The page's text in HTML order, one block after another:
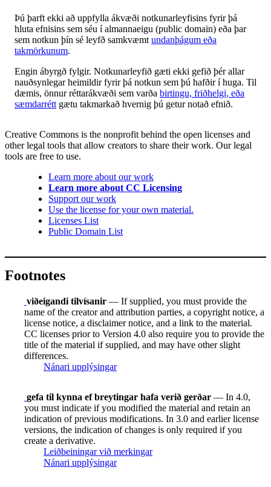
Þú þarft ekki að uppfylla ákvæði notkunarleyfisins fyrir þá
hluta efnisins sem séu í almannaeigu (public domain) eða þar
sem notkun þín sé leyfð samkvæmt undanþágum eða
takmörkunum.
Engin ábyrgð fylgir. Notkunarleyfið gæti ekki gefið þér allar
nauðsynlegar heimildir fyrir þá notkun sem þú hafðir í huga. Til
dæmis, önnur réttarákvæði sem varða birtingu, friðhelgi, eða
sæmdarrétt gætu takmarkað hvernig þú getur notað efnið.
Creative Commons is the nonprofit behind the open licenses and
other legal tools that allow creators to share their work. Our legal
tools are free to use.
Learn more about our work
Learn more about CC Licensing
Support our work
Use the license for your own material.
Licenses List
Public Domain List
Footnotes
viðeigandi tilvísanir — If supplied, you must provide the
name of the creator and attribution parties, a copyright notice, a
license notice, a disclaimer notice, and a link to the material.
CC licenses prior to Version 4.0 also require you to provide the
title of the material if supplied, and may have other slight
differences.
Nánari upplýsingar
gefa til kynna ef breytingar hafa verið gerðar — In 4.0,
you must indicate if you modified the material and retain an
indication of previous modifications. In 3.0 and earlier license
versions, the indication of changes is only required if you
create a derivative.
Leiðbeiningar við merkingar
Nánari upplýsingar